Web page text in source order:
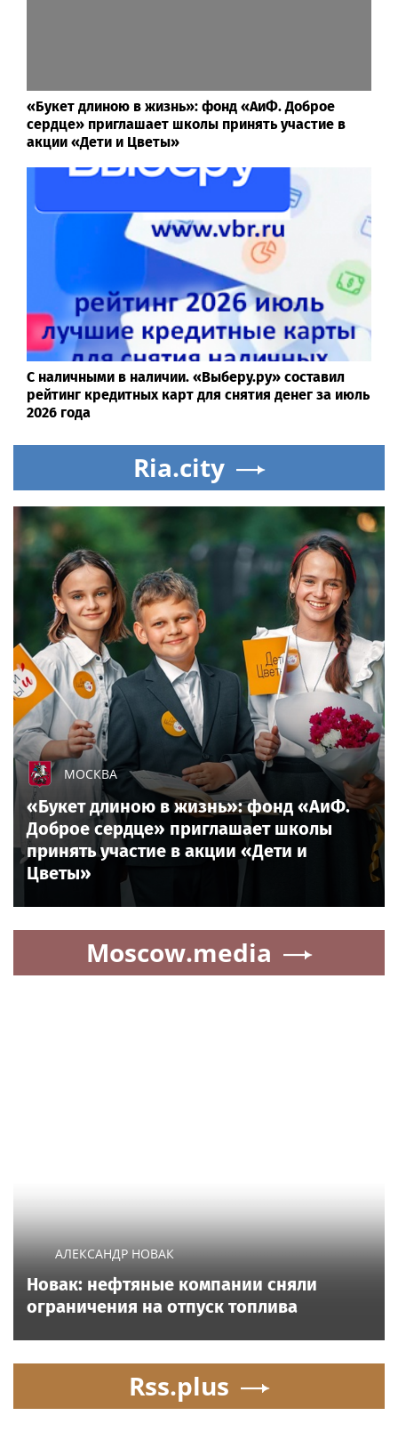
«Букет длиною в жизнь»: фонд «АиФ. Доброе
сердце» приглашает школы принять участие в
акции «Дети и Цветы»
С наличными в наличии. «Выберу.ру» составил
рейтинг кредитных карт для снятия денег за июль
2026 года
Ria.city
МОСКВА
«Букет длиною в жизнь»: фонд «АиФ.
Доброе сердце» приглашает школы
принять участие в акции «Дети и
Цветы»
Moscow.media
АЛЕКСАНДР НОВАК
Новак: нефтяные компании сняли
ограничения на отпуск топлива
Rss.plus